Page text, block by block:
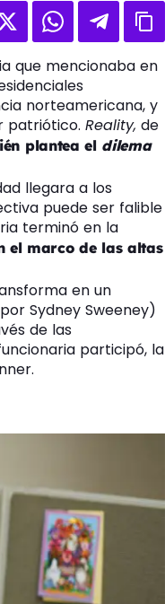
que mencionaba en
norteamericana, y
patriótico. Reality, de
plantea el dilema
llegara a los
puede ser falible
terminó en la
el marco de las altas
en un
Sydney Sweeney)
de las
participó, la